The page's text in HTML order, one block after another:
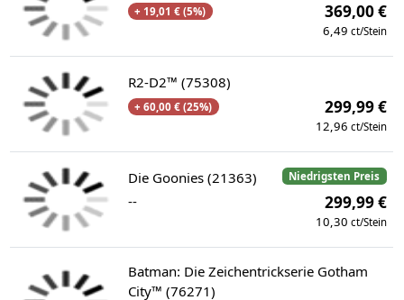
+ 19,01 € (5%) 369,00 €
6,49 ct/Stein
R2-D2™ (75308)
+ 60,00 € (25%) 299,99 €
12,96 ct/Stein
Niedrigsten Preis
Die Goonies (21363)
--
299,99 €
10,30 ct/Stein
Batman: Die Zeichentrickserie Gotham
City™ (76271)